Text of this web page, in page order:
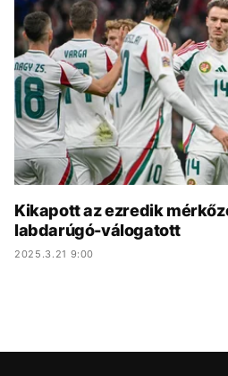
KÖZÉLET
ÉLETMÓD
BESZÉLGETÉSEK
VIDEÓ
GASZTRO
Kikapott az ezredik
labdarúgó-válogatott
2025.3.21 9:00